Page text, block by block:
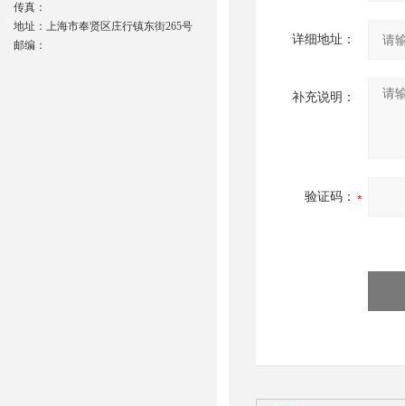
详细地址：
补充说明：
验证码：
传真：
地址：上海市奉贤区庄行镇东街265号
邮编：